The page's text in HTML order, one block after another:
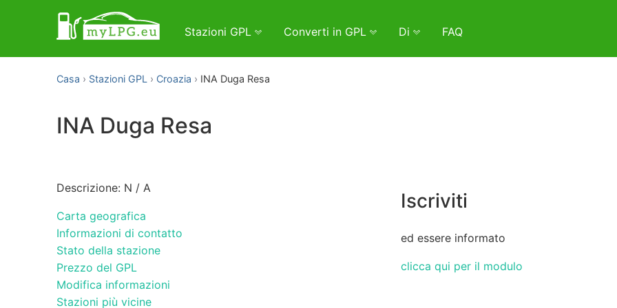
Stazioni GPL Converti in GPL Di FAQ
Casa Stazioni GPL Croazia INA Duga Resa
INA Duga Resa
Descrizione: N / A
Carta geografica
Informazioni di contatto
Stato della stazione
Prezzo del GPL
Modifica informazioni
Stazioni più vicine
Iscriviti
ed essere informato
clicca qui per il modulo